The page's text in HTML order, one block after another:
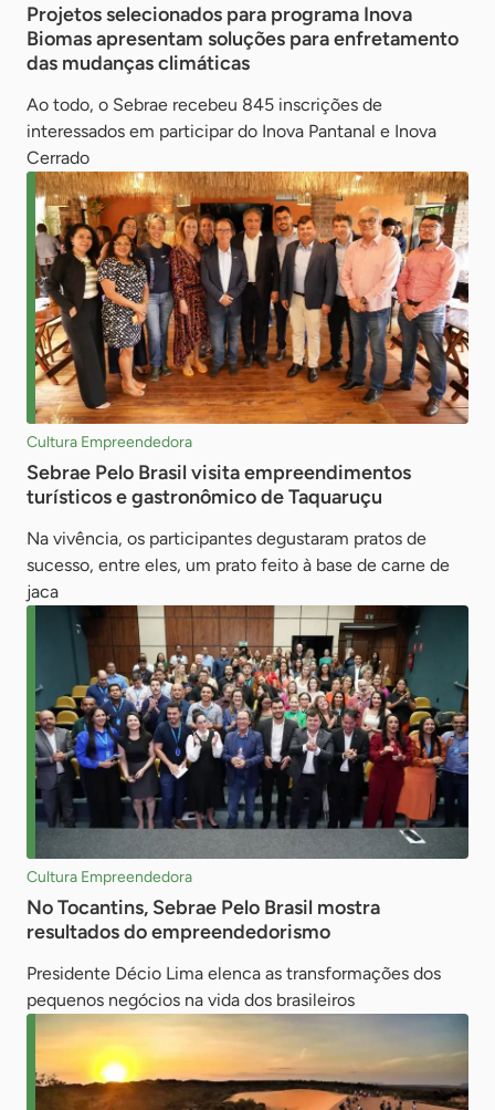
Projetos selecionados para programa Inova
Biomas apresentam soluções para enfretamento
das mudanças climáticas
Ao todo, o Sebrae recebeu 845 inscrições de
interessados em participar do Inova Pantanal e Inova
Cerrado
Cultura Empreendedora
Sebrae Pelo Brasil visita empreendimentos
turísticos e gastronômico de Taquaruçu
Na vivência, os participantes degustaram pratos de
sucesso, entre eles, um prato feito à base de carne de
jaca
Cultura Empreendedora
No Tocantins, Sebrae Pelo Brasil mostra
resultados do empreendedorismo
Presidente Décio Lima elenca as transformações dos
pequenos negócios na vida dos brasileiros